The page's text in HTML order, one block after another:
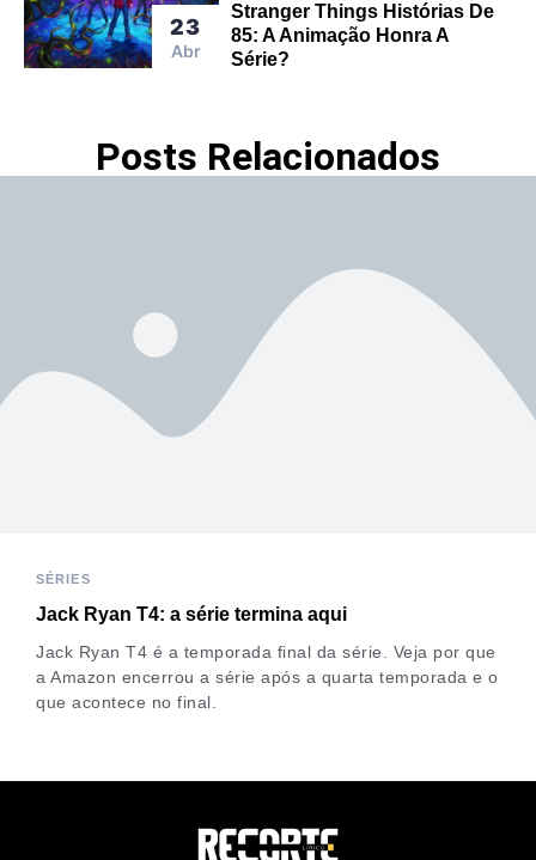
23
Abr
Stranger Things Histórias De
85: A Animação Honra A
Série?
Posts Relacionados
SÉRIES
Jack Ryan T4: a série termina aqui
Jack Ryan T4 é a temporada final da série. Veja por que
a Amazon encerrou a série após a quarta temporada e o
que acontece no final.